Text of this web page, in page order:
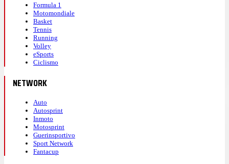
Formula 1
Motomondiale
Basket
Tennis
Running
Volley
eSports
Ciclismo
NETWORK
Auto
Autosprint
Inmoto
Motosprint
Guerinsportivo
Sport Network
Fantacup